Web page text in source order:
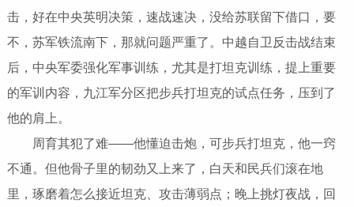
击，好在中央英明决策，速战速决，没给苏联留下借口，要
不，苏军铁流南下，那就问题严重了。中越自卫反击战结束
后，中央军委强化军事训练，尤其是打坦克训练，提上重要
的军训内容，九江军分区把步兵打坦克的试点任务，压到了
他的肩上。
周育其犯了难——他懂迫击炮，可步兵打坦克，他一窍
不通。但他骨子里的韧劲又上来了，白天和民兵们滚在地
里，琢磨着怎么接近坦克、攻击薄弱点；晚上挑灯夜战，回